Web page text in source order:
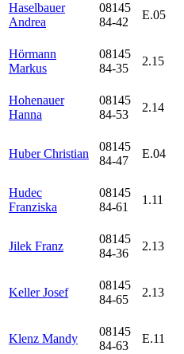
Haselbauer
Andrea
08145
84-42
E.05
Hörmann
Markus
08145
84-35
2.15
Hohenauer
Hanna
08145
84-53
2.14
Huber Christian
08145
84-47
E.04
Hudec
Franziska
08145
84-61
1.11
Jilek Franz
08145
84-36
2.13
Keller Josef
08145
84-65
2.13
Klenz Mandy
08145
84-63
E.11